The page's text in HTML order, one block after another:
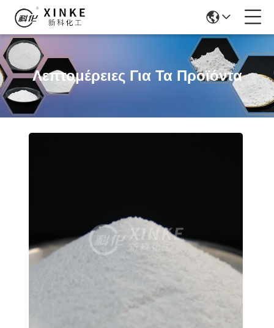
Λεπτομέρειες Για Τα Προϊόντα